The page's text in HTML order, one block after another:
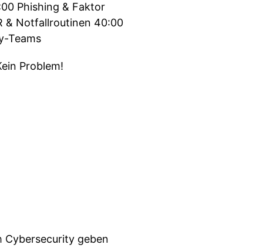
Phishing & Faktor
& Notfallroutinen 40:00
Teams
Problem!
Cybersecurity geben